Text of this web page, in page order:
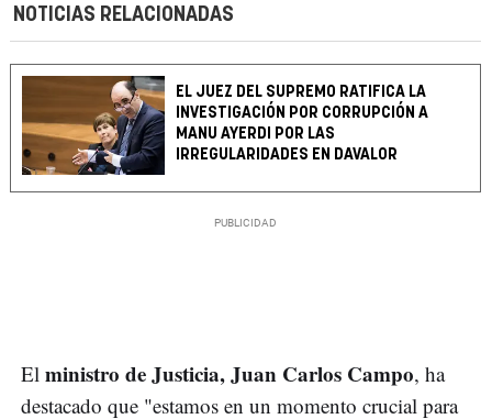
NOTICIAS RELACIONADAS
EL JUEZ DEL SUPREMO RATIFICA LA
INVESTIGACIÓN POR CORRUPCIÓN A
MANU AYERDI POR LAS
IRREGULARIDADES EN DAVALOR
El ministro de Justicia, Juan Carlos Campo, ha
destacado que "estamos en un momento crucial para